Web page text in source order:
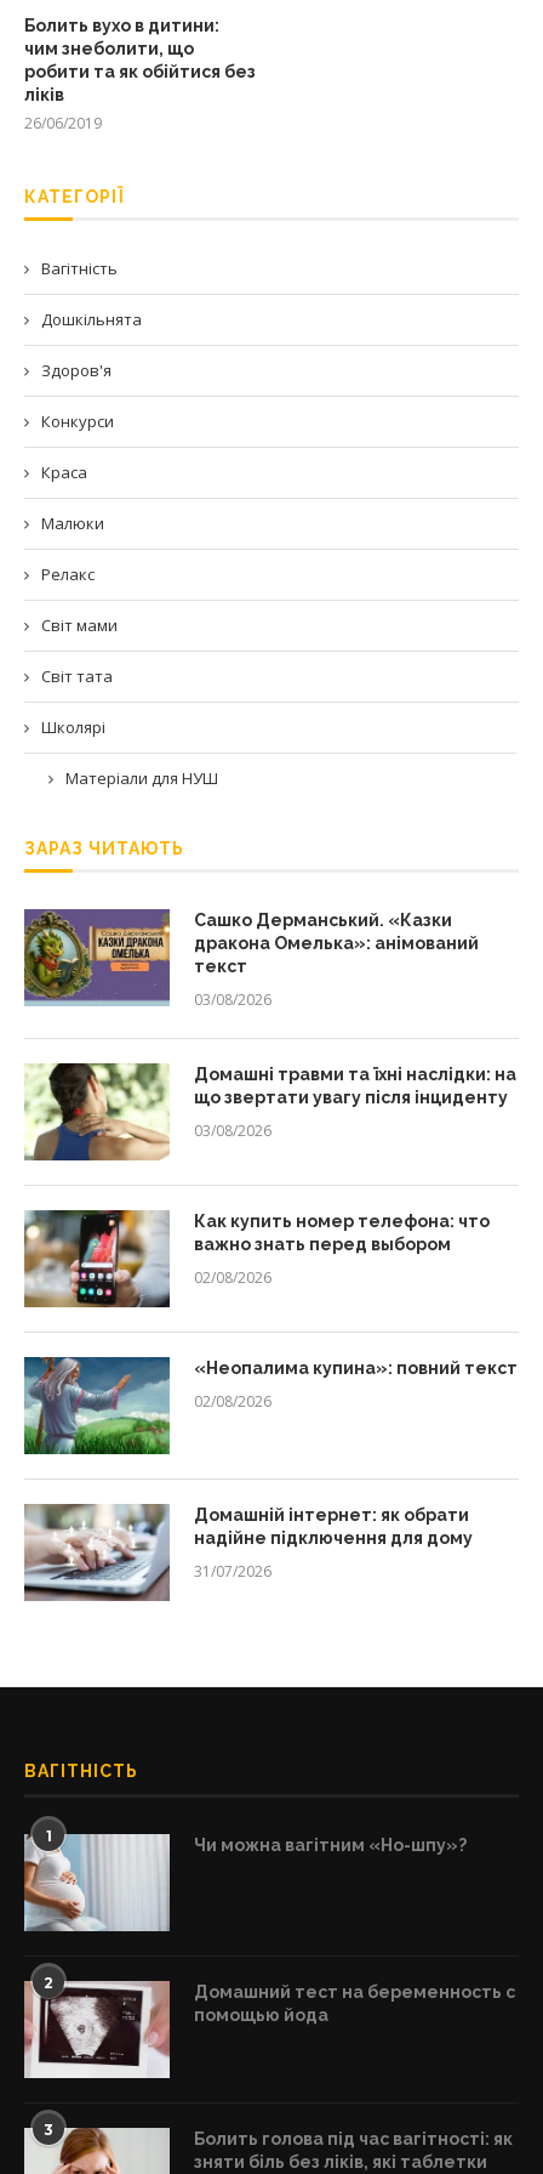
Болить вухо в дитини:
чим знеболити, що
робити та як обійтися без
ліків
26/06/2019
КАТЕГОРІЇ
Вагітність
Дошкільнята
Здоров'я
Конкурси
Краса
Малюки
Релакс
Світ мами
Світ тата
Школярі
Матеріали для НУШ
ЗАРАЗ ЧИТАЮТЬ
Сашко Дерманський. «Казки
дракона Омелька»: анімований
текст
03/08/2026
Домашні травми та їхні наслідки: на
що звертати увагу після інциденту
03/08/2026
Как купить номер телефона: что
важно знать перед выбором
02/08/2026
«Неопалима купина»: повний текст
02/08/2026
Домашній інтернет: як обрати
надійне підключення для дому
31/07/2026
ВАГІТНІСТЬ
1 Чи можна вагітним «Но-шпу»?
2
Домашний тест на беременность с
помощью йода
3
Болить голова під час вагітності: як
зняти біль без ліків, які таблетки